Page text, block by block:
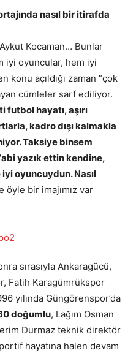
nasıl bir itirafda
Kocaman… Bunlar
iyi oyuncular, hem iyi
açıldığı zaman “çok
cümleler sarf ediliyor.
futbol hayatı, aşırı
kadro dışı kalmakla
Taksiye binsem
yazık ettin kendine,
oyuncuydun. Nasıl
öyle bir imajımız var
sırasıyla Ankaragücü,
Fatih Karagümrükspor
yılında Güngörenspor’da
doğumlu, Lağım Osman
Durmaz teknik direktör
hayatına halen devam